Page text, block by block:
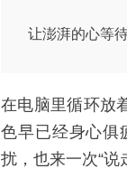
让澎湃的心等
在电脑里循环放
色早已经身心俱
扰，也来一次“说